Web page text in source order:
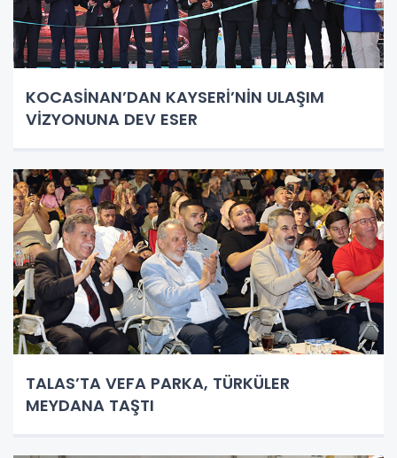
KOCASİNAN’DAN KAYSERİ’NİN ULAŞIM
VİZYONUNA DEV ESER
TALAS’TA VEFA PARKA, TÜRKÜLER
MEYDANA TAŞTI